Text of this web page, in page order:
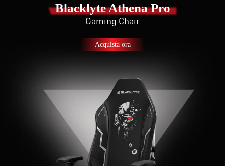
Blacklyte Athena Pro
Gaming Chair
Acquista ora